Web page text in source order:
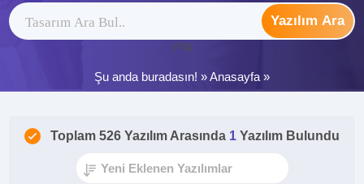
Yazılım Ara
ytag
Şu anda buradasın! »Anasayfa »
Toplam 526 Yazılım Arasında 1 Yazılım Bulundu